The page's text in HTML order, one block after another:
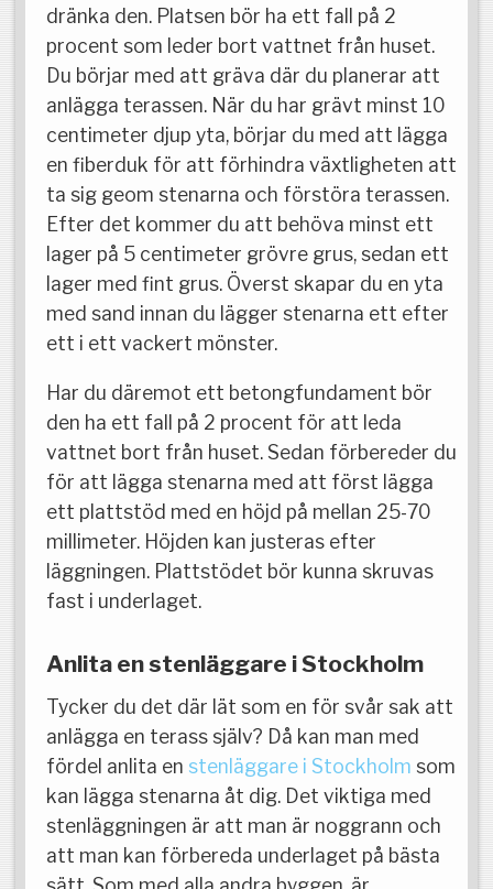
dränka den. Platsen bör ha ett fall på 2
procent som leder bort vattnet från huset.
Du börjar med att gräva där du planerar att
anlägga terassen. När du har grävt minst 10
centimeter djup yta, börjar du med att lägga
en fiberduk för att förhindra växtligheten att
ta sig geom stenarna och förstöra terassen.
Efter det kommer du att behöva minst ett
lager på 5 centimeter grövre grus, sedan ett
lager med fint grus. Överst skapar du en yta
med sand innan du lägger stenarna ett efter
ett i ett vackert mönster.
Har du däremot ett betongfundament bör
den ha ett fall på 2 procent för att leda
vattnet bort från huset. Sedan förbereder du
för att lägga stenarna med att först lägga
ett plattstöd med en höjd på mellan 25-70
millimeter. Höjden kan justeras efter
läggningen. Plattstödet bör kunna skruvas
fast i underlaget.
Anlita en stenläggare i Stockholm
Tycker du det där lät som en för svår sak att
anlägga en terass själv? Då kan man med
fördel anlita en stenläggare i Stockholm som
kan lägga stenarna åt dig. Det viktiga med
stenläggningen är att man är noggrann och
att man kan förbereda underlaget på bästa